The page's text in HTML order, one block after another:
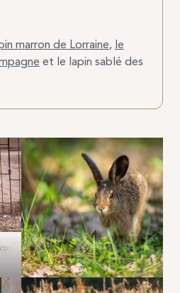
marron de Lorraine, le
et le lapin sablé des